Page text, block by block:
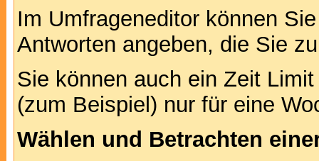
Im Umfrageneditor können
Antworten angeben, die Sie
Sie können auch ein Zeit
(zum Beispiel) nur für eine
Wählen und Betrachten